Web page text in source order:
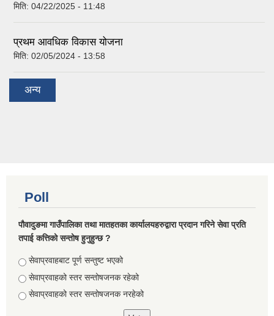
मिति: 04/22/2025 - 11:48
प्रथम आवधिक विकास योजना
मिति: 02/05/2024 - 13:58
अन्य
Poll
पौवादुङमा गाउँपालिका तथा मातहतका कार्यालयहरुद्वारा प्रदान गरिने सेवा प्रति
तपाई कत्तिको सन्तोष हुनुहुन्छ ?
Choices
सेवाप्रवाहबाट पूर्ण सन्तुष्ट भएको
सेवाप्रवाहको स्तर सन्तोषजनक रहेको
सेवाप्रवाहको स्तर सन्तोषजनक नरहेको